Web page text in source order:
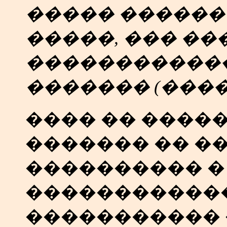
�����
�����, ���
������� (����
���� ��
������� ��
���������� �
�����������